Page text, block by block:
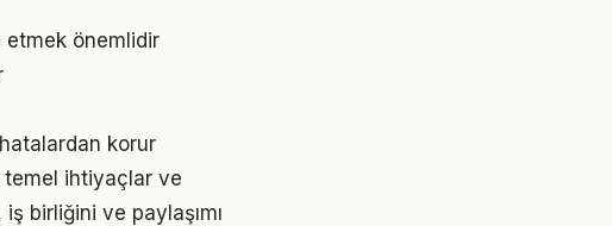
etmek önemlidir
korur
temel ihtiyaçlar ve
birliğini ve paylaşımı